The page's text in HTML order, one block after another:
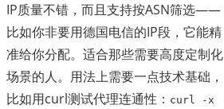
IP质量不错，而且支持按ASN筛选——
比如你非要用德国电信的IP段，它能精
准给你分配。适合那些需要高度定制化
场景的人。用法上需要一点技术基础，
比如用curl测试代理连通性： curl -x